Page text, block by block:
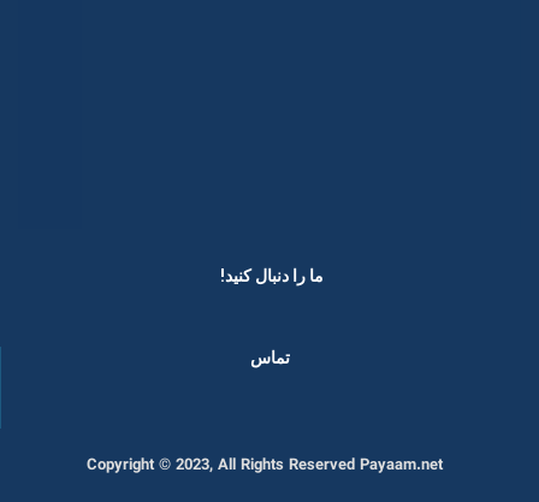
ما را دنبال کنید! ​
تماس
Copyright © 2023, All Rights Reserved Payaam.net